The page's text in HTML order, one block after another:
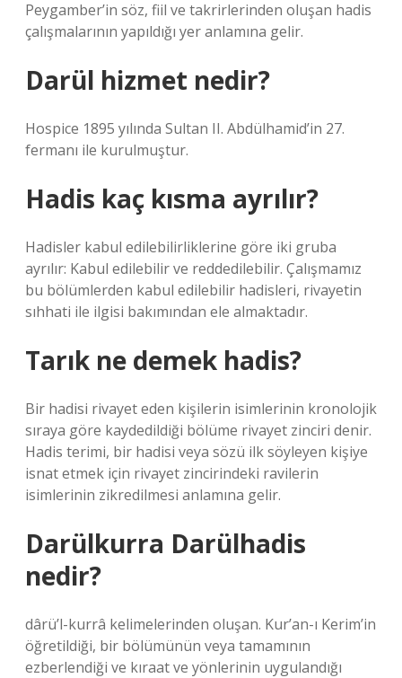
Peygamber’in söz, fiil ve takrirlerinden oluşan hadis
çalışmalarının yapıldığı yer anlamına gelir.
Darül hizmet nedir?
Hospice 1895 yılında Sultan II. Abdülhamid’in 27.
fermanı ile kurulmuştur.
Hadis kaç kısma ayrılır?
Hadisler kabul edilebilirliklerine göre iki gruba
ayrılır: Kabul edilebilir ve reddedilebilir. Çalışmamız
bu bölümlerden kabul edilebilir hadisleri, rivayetin
sıhhati ile ilgisi bakımından ele almaktadır.
Tarık ne demek hadis?
Bir hadisi rivayet eden kişilerin isimlerinin kronolojik
sıraya göre kaydedildiği bölüme rivayet zinciri denir.
Hadis terimi, bir hadisi veya sözü ilk söyleyen kişiye
isnat etmek için rivayet zincirindeki ravilerin
isimlerinin zikredilmesi anlamına gelir.
Darülkurra Darülhadis
nedir?
dârü’l-kurrâ kelimelerinden oluşan. Kur’an-ı Kerim’in
öğretildiği, bir bölümünün veya tamamının
ezberlendiği ve kıraat ve yönlerinin uygulandığı